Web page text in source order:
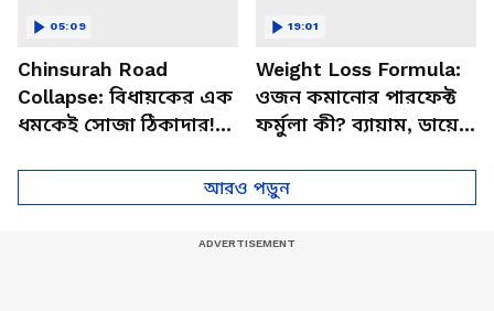
Chinsurah Road
Collapse: বিধায়কের এক
ধমকেই সোজা ঠিকাদার!
05:09
Weight Loss Formula:
ওজন কমানোর পারফেক্ট
ফর্মুলা কী? ব্যায়াম, ডায়েট
টিপস
19:01
আরও পড়ুন